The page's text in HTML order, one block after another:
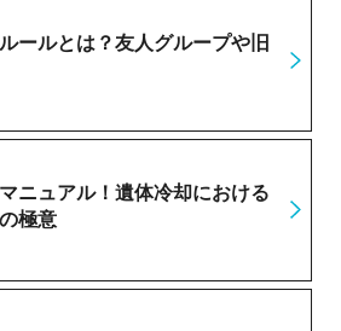
ールとは？友人グループや旧
ニュアル！遺体冷却における
極意